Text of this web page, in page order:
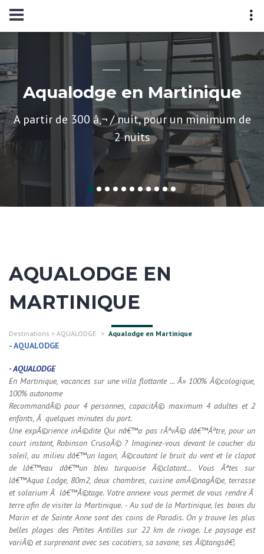
Aqualodge en Martinique
A partir de 300 â‚¬ / nuit, pour un minimum de
2 nuits
AQUALODGE EN
MARTINIQUE
Destinations > AQUALODGE > Aqualodge en Martinique
- AQUALODGE
-AQUALODGE
En Martinique, vacances sur une villa flottante ... Â» 100% Ã©cologique,
100% autonome
RecommandÃ© pour 4 personnes, capacitÃ© maximum 4 adultes et 2
enfants, Ã quelques minutes du port.
Une expÃ©rience inÃ©dite Qui nâ€™a pas rÃªvÃ© dâ€™Ãªtre, pour un
court instant, Robinson CrusoÃ© ? Imaginez-vous devant le coucher du
soleil, au milieu dâ€™un lagon, Ã©coutant le bruit du vent et le clapot
de lâ€™eau dâ€™un bleu turquoise Ã©clatant... Vous Ãªtes sur
lâ€™Aqua Lodge, 80m2, deux chambres, cuisine amÃ©nagÃ©e, terrasse
et solarium Ã lâ€™Ã©tage. Votre annexe vous permet de vous rendre Ã
terre afin de visiter la Martinique. - Au sud de la Martinique, les baies du
Marin et de Sainte Anne sont des coins de Paradis. On y trouve les plus
belles plages des Petites Antilles sur 22 km de rivage. Le paysage est
variÃ© et surprenant avec ses cocotiers, sa savane, ses Ã©tangsâ€¦